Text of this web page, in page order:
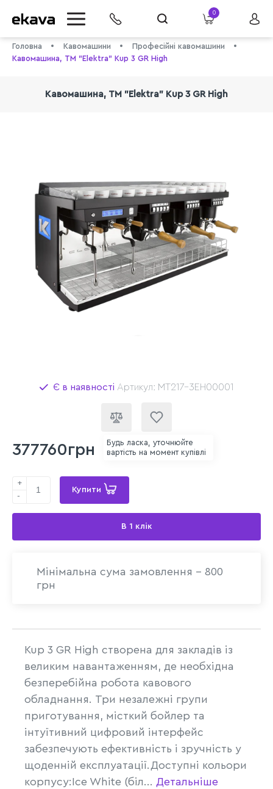
0
Головна Кавомашини
Професійні кавомашини
Кавомашина, ТМ "Elektra" Kup 3 GR High
Кавомашина, ТМ "Elektra" Kup 3 GR High
Є в наявності Артикул: MT217-3EH00001
377760грн
Будь ласка, уточнюйте
вартість на момент купівлі
+
-
Купити
В 1 клік
Мінімальна сума замовлення - 800
грн
Kup 3 GR High створена для закладів із
великим навантаженням, де необхідна
безперебійна робота кавового
обладнання. Три незалежні групи
приготування, місткий бойлер та
інтуїтивний цифровий інтерфейс
забезпечують ефективність і зручність у
щоденній експлуатації.Доступні кольори
корпусу:Ice White (біл... Детальніше